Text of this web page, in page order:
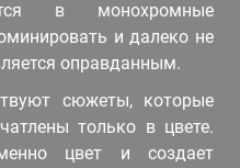
в монохромные
и далеко не
оправданным.
сюжеты, которые
только в цвете.
цвет и создает